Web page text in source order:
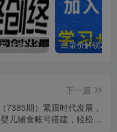
全网VIP课程 无损下载~
下一篇
（7385期）紧跟时代发展，
婴儿辅食账号搭建，轻松实